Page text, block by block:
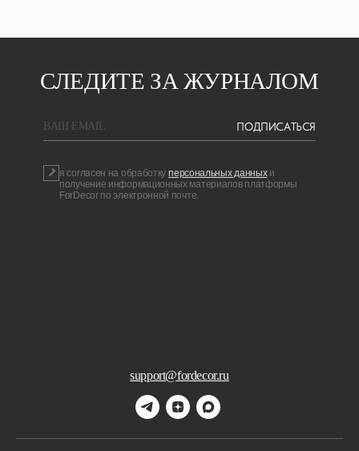
support@fordecor.ru
СЛЕДИТЕ ЗА ЖУРНАЛОМ
BAШ EMAIL ПОДПИСАТЬСЯ
я согласен на обработку персональных данных и
получение информационных материалов платформы
ForDecor по электронной почте.